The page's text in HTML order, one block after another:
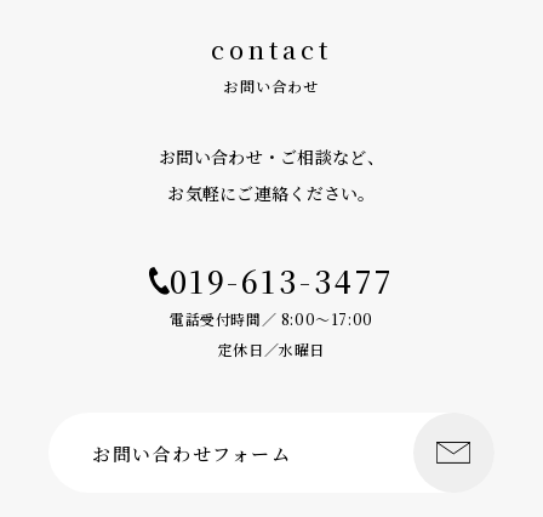
contact
お問い合わせ
お問い合わせ・ご相談など、
お気軽にご連絡ください。
019-613-3477
電話受付時間／ 8:00〜17:00
定休日／水曜日
お問い合わせフォーム